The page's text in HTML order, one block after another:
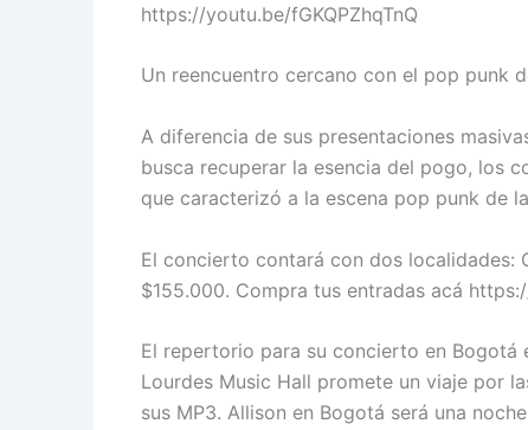
https://youtu.be/fGKQPZhqTnQ
Un reencuentro cercano con el pop punk
A diferencia de sus presentaciones
busca recuperar la esencia del pogo, los
que caracterizó a la escena pop punk de
El concierto contará con dos localidades:
$155.000. Compra tus entradas acá
El repertorio para su concierto en Bogotá
Lourdes Music Hall promete un viaje por
sus MP3. Allison en Bogotá será una